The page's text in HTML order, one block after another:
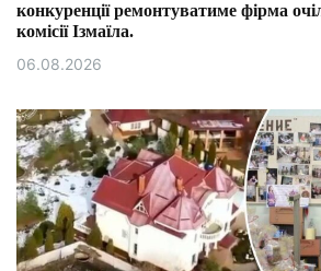
конкуренції ремонтуватиме фірма
комісії Ізмаїла.
06.08.2026